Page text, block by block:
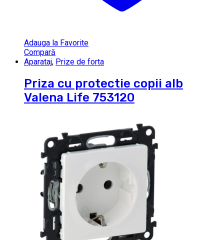
Adauga la Favorite
Compară
Aparataj, Prize de forta
Priza cu protectie copii alb
Valena Life 753120